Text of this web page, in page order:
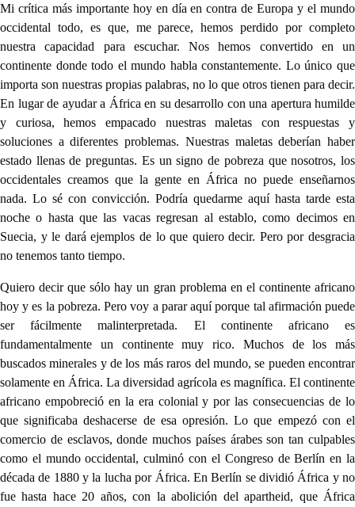
Mi crítica más importante hoy en día en contra de Europa y el mundo
occidental todo, es que, me parece, hemos perdido por completo
nuestra capacidad para escuchar. Nos hemos convertido en un
continente donde todo el mundo habla constantemente. Lo único que
importa son nuestras propias palabras, no lo que otros tienen para decir.
En lugar de ayudar a África en su desarrollo con una apertura humilde
y curiosa, hemos empacado nuestras maletas con respuestas y
soluciones a diferentes problemas. Nuestras maletas deberían haber
estado llenas de preguntas. Es un signo de pobreza que nosotros, los
occidentales creamos que la gente en África no puede enseñarnos
nada. Lo sé con convicción. Podría quedarme aquí hasta tarde esta
noche o hasta que las vacas regresan al establo, como decimos en
Suecia, y le dará ejemplos de lo que quiero decir. Pero por desgracia
no tenemos tanto tiempo.
Quiero decir que sólo hay un gran problema en el continente africano
hoy y es la pobreza. Pero voy a parar aquí porque tal afirmación puede
ser fácilmente malinterpretada. El continente africano es
fundamentalmente un continente muy rico. Muchos de los más
buscados minerales y de los más raros del mundo, se pueden encontrar
solamente en África. La diversidad agrícola es magnífica. El continente
africano empobreció en la era colonial y por las consecuencias de lo
que significaba deshacerse de esa opresión. Lo que empezó con el
comercio de esclavos, donde muchos países árabes son tan culpables
como el mundo occidental, culminó con el Congreso de Berlín en la
década de 1880 y la lucha por África. En Berlín se dividió África y no
fue hasta hace 20 años, con la abolición del apartheid, que África